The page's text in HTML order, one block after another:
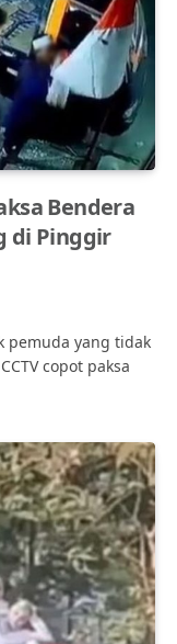
Bendera
di Pinggir
pemuda yang tidak
copot paksa